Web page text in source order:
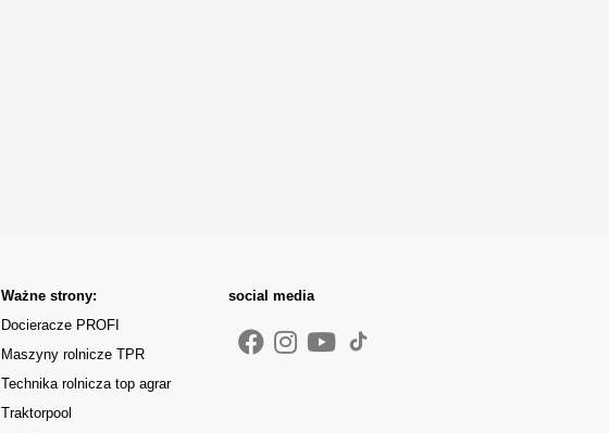
Ważne strony:
Docieracze PROFI
Maszyny rolnicze TPR
Technika rolnicza top agrar
Traktorpool
social media